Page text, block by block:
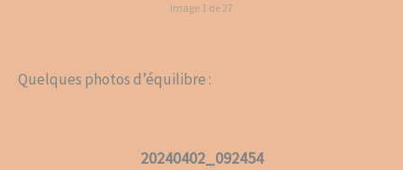
Image 1 de 27
Quelques photos d’équilibre :
20240402_092454